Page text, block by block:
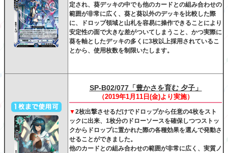
定され、葵デッキの中でも他のカードとの組み合わせの
範囲が非常に広く、葵と葵以外のデッキを比較した際
に、ドロップ領域と山札を容易に操作できることにより
安定性の面で大きな差がついてしまうこと、かつ実際に
葵を軸としたデッキの多くに3枚以上採用されているこ
とから、使用枚数を制限いたします。
SP-B02/077「豊かさを育む 夕子」
（2019年1月11日(金)より実施）
▼2枚出撃させるだけでドロップから任意の4枚をスト
ックに出来、1枚分のドローソースを確保しつつストッ
クからドロップに置かれた際の各種効果を選んで発動さ
せることができました。
他のカードとの組み合わせの範囲が非常に広く、実質ノ